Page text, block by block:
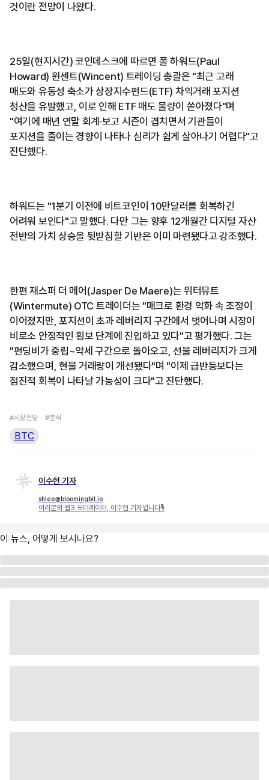
것이란 전망이 나왔다.
25일(현지시간) 코인데스크에 따르면 폴 하워드(Paul
Howard) 윈센트(Wincent) 트레이딩 총괄은 "최근 고래
매도와 유동성 축소가 상장지수펀드(ETF) 차익거래 포지션
청산을 유발했고, 이로 인해 ETF 매도 물량이 쏟아졌다"며
"여기에 매년 연말 회계·보고 시즌이 겹치면서 기관들이
포지션을 줄이는 경향이 나타나 심리가 쉽게 살아나기 어렵다"고
진단했다.
하워드는 "1분기 이전에 비트코인이 10만달러를 회복하긴
어려워 보인다"고 말했다. 다만 그는 향후 12개월간 디지털 자산
전반의 가치 상승을 뒷받침할 기반은 이미 마련됐다고 강조했다.
한편 재스퍼 더 메어(Jasper De Maere)는 위터뮤트
(Wintermute) OTC 트레이더는 "매크로 환경 악화 속 조정이
이어졌지만, 포지션이 초과 레버리지 구간에서 벗어나며 시장이
비로소 안정적인 횡보 단계에 진입하고 있다"고 평가했다. 그는
"펀딩비가 중립~약세 구간으로 돌아오고, 선물 레버리지가 크게
감소했으며, 현물 거래량이 개선됐다"며 "이제 급반등보다는
점진적 회복이 나타날 가능성이 크다"고 진단했다.
#시장전망 #분석
BTC
이수현 기자
shlee@bloomingbit.io
여러분의 웹3 모더레이터, 이수현 기자입니다🎙
이 뉴스, 어떻게 보시나요?